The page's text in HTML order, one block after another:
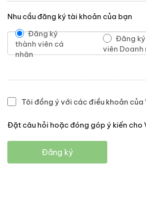
Nhu cầu đăng ký tài khoản của bạn
Đăng ký
thành viên cá
nhân
Đăng
viên Doanh
Tôi đồng ý với các điều khoản của
Đặt câu hỏi hoặc đóng góp ý kiến cho
Đăng ký